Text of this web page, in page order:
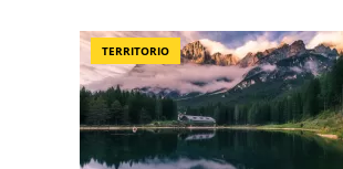
TERRITORIO